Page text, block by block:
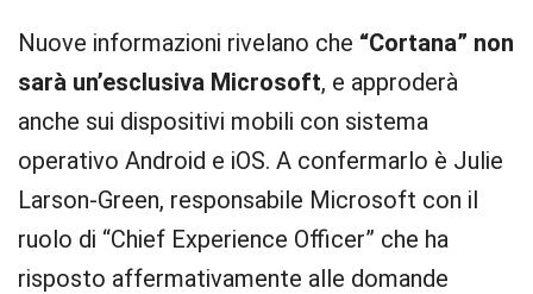
Nuove informazioni rivelano che “Cortana” non
sarà un’esclusiva Microsoft, e approderà
anche sui dispositivi mobili con sistema
operativo Android e iOS. A confermarlo è Julie
Larson-Green, responsabile Microsoft con il
ruolo di “Chief Experience Officer” che ha
risposto affermativamente alle domande